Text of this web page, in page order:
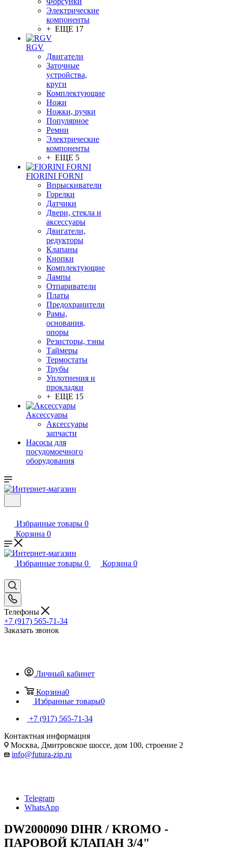
Электрические
компоненты
+ ЕЩЕ 17
RGV
Двигатели
Заточные
устройства,
круги
Комплектующие
Ножи
Ножки, ручки
Популярное
Ремни
Электрические
компоненты
+ ЕЩЕ 5
FIORINI FORNI
Впрыскиватели
Горелки
Датчики
Двери, стекла и
аксессуары
Двигатели,
редукторы
Клапаны
Кнопки
Комплектующие
Лампы
Отпариватели
Платы
Предохранители
Рамы,
основания,
опоры
Резисторы, тэны
Таймеры
Термостаты
Трубы
Уплотнения и
прокладки
+ ЕЩЕ 15
Аксессуары
Аксессуары
запчасти
Насосы для
посудомоечного
оборудования
Избранные товары 0
Корзина 0
Избранные товары 0 Корзина 0
Телефоны
+7 (917) 565-71-34
Заказать звонок
Личный кабинет
Корзина0
Избранные товары0
+7 (917) 565-71-34
Контактная информация
Москва, Дмитровское шоссе, дом 100, строение 2
info@futura-zip.ru
Telegram
WhatsApp
DW2000090 DIHR / KROMO -
ПАРОВОЙ КЛАПАН 3/4"